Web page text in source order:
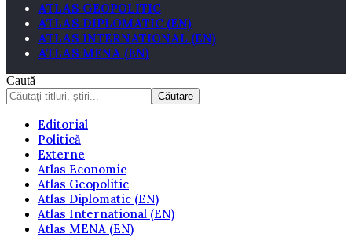
ATLAS GEOPOLITIC
ATLAS DIPLOMATIC (EN)
ATLAS INTERNATIONAL (EN)
ATLAS MENA (EN)
Caută
Editorial
Politică
Externe
Atlas Economic
Atlas Geopolitic
Atlas Diplomatic (EN)
Atlas International (EN)
Atlas MENA (EN)